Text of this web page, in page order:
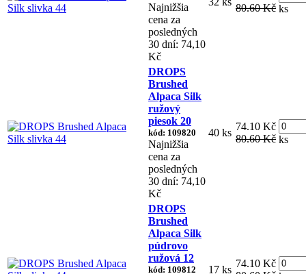
Najnižšia
cena za
posledných
30 dní: 74,10
Kč
80.60 Kč ks
DROPS
Brushed
Alpaca Silk
ružový
piesok 20
kód: 109820
Najnižšia
cena za
posledných
30 dní: 74,10
Kč
40 ks
74.10 Kč
80.60 Kč ks
DROPS
Brushed
Alpaca Silk
púdrovo
ružová 12
kód: 109812 17 ks
74.10 Kč